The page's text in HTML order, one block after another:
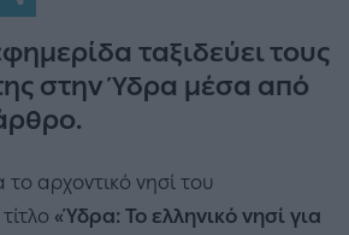
ταξιδεύει τους
στην Ύδρα μέσα από
αρχοντικό νησί του
«Ύδρα: Το ελληνικό νησί για